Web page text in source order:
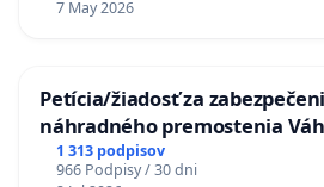
7 May 2026
Petícia/žiadosť za
náhradného premostenia
uzávery Vážskeho mosta v
1 313 podpisov
966 Podpisy / 30 dni